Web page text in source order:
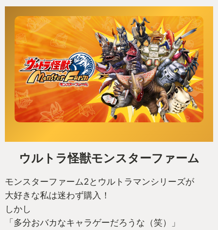
ウルトラ怪獣モンスターファーム
モンスターファーム2とウルトラマンシリーズが
大好きな私は迷わず購入！
しかし
「多分おバカなキャラゲーだろうな（笑）」